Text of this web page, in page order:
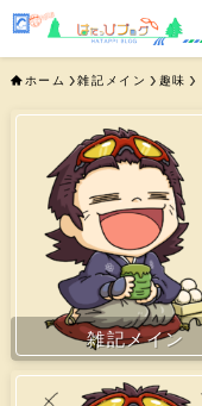
ホーム 雑記メイン 趣味
雑記メイン